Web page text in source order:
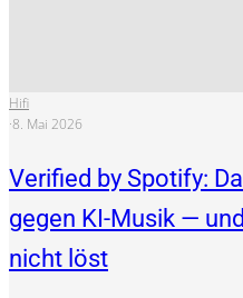
Hifi
·8. Mai 2026
Verified by Spotify:
gegen KI-Musik —
nicht löst